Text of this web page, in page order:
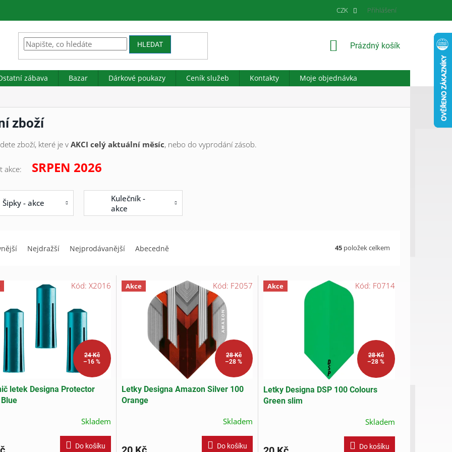
CZK Přihlášení
HLEDAT
NÁKUPNÍ
Prázdný košík
zábava Bazar Dárkové poukazy Ceník služeb Kontakty Moje objednávka
zboží
zboží, které je v AKCI celý aktuální měsíc, nebo do vyprodání zásob.
akce: SRPEN 2026
Šipky - akce
Kulečník -
akce
Nejdražší Nejprodávanější Abecedně 45 položek celkem
24 Kč
–16 %
letek Designa Protector
Skladem
Do košíku
Kód: X2016 Akce
28 Kč
–28 %
Letky Designa Amazon Silver 100
Orange
Skladem
Do košíku
Kód: F2057 Akce
28 Kč
–28 %
Letky Designa DSP 100 Colours
Green slim
Skladem
Do košíku
Kód: F0714